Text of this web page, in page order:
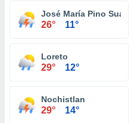
José María Pino
26° 11°
Loreto
29° 12°
Nochistlan
29° 14°